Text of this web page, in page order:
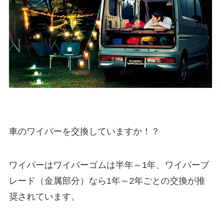
車のワイパーを交換していますか！？
ワイパーはワイパーゴムは半年～1年、ワイパーブ
レード（金属部分）なら1年～2年ごとの交換が推
奨されています。